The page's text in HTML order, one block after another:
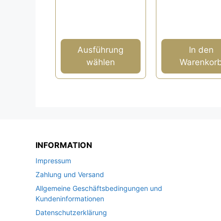
Ausführung
wählen
In den
INFORMATION
Impressum
Zahlung und Versand
Allgemeine Geschäftsbedingungen und
Kundeninformationen
Datenschutzerklärung